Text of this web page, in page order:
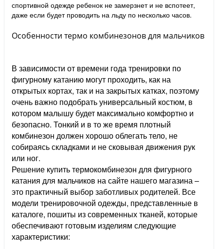
спортивной одежде ребенок не замерзнет и не вспотеет,
даже если будет проводить на льду по несколько часов.
Особенности термо комбинезонов для мальчиков
В зависимости от времени года тренировки по
фигурному катанию могут проходить, как на
открытых кортах, так и на закрытых катках, поэтому
очень важно подобрать универсальный костюм, в
котором малышу будет максимально комфортно и
безопасно. Тонкий и в то же время плотный
комбинезон должен хорошо облегать тело, не
собираясь складками и не сковывая движения рук
или ног.
Решение купить термокомбинезон для фигурного
катания для мальчиков на сайте нашего магазина –
это практичный выбор заботливых родителей. Все
модели тренировочной одежды, представленные в
каталоге, пошиты из современных тканей, которые
обеспечивают готовым изделиям следующие
характеристики: